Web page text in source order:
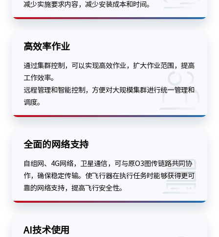
减少实施要求内容，减少安装成本和时间。
高效率作业
通过集群控制，可以实现高效作业，扩大作业范围，提高
工作效率。
远程管理和智能控制，方便对大规模集群进行统一管理和
调度。
全面的网络支持
自组网、4G网络，卫星通信，可与原O3图传链路共同协
作，确保稳定传输。使飞行器在执行任务时能够获得更可
靠的网络支持，提高飞行安全性。
AI技术使用